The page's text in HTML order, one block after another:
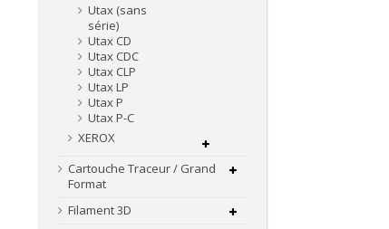
Utax (sans
série)
Utax CD
Utax CDC
Utax CLP
Utax LP
Utax P
Utax P-C
XEROX
Cartouche Traceur / Grand
Format
Filament 3D